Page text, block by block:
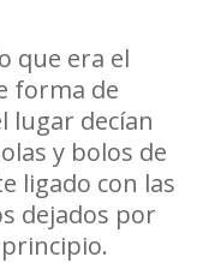
que era el
forma de
lugar decían
y bolos de
ligado con las
dejados por